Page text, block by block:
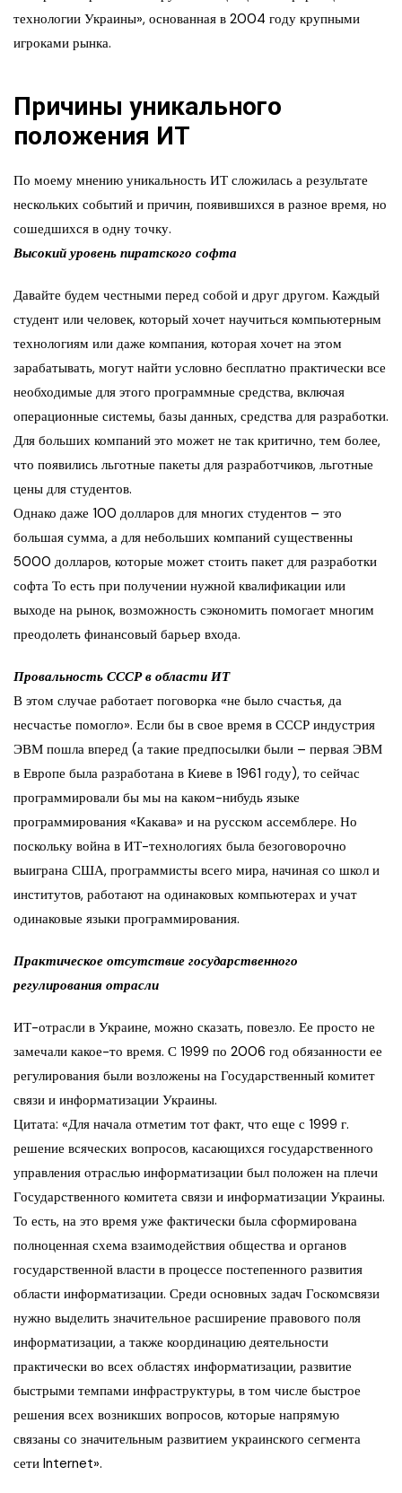
технологии Украины», основанная в 2004 году крупными
игроками рынка.
Причины уникального
положения ИТ
По моему мнению уникальность ИТ сложилась а результате
нескольких событий и причин, появившихся в разное время, но
сошедшихся в одну точку.
Высокий уровень пиратского софта
Давайте будем честными перед собой и друг другом. Каждый
студент или человек, который хочет научиться компьютерным
технологиям или даже компания, которая хочет на этом
зарабатывать, могут найти условно бесплатно практически все
необходимые для этого программные средства, включая
операционные системы, базы данных, средства для разработки.
Для больших компаний это может не так критично, тем более,
что появились льготные пакеты для разработчиков, льготные
цены для студентов.
Однако даже 100 долларов для многих студентов – это
большая сумма, а для небольших компаний существенны
5000 долларов, которые может стоить пакет для разработки
софта То есть при получении нужной квалификации или
выходе на рынок, возможность сэкономить помогает многим
преодолеть финансовый барьер входа.
Провальность СССР в области ИТ
В этом случае работает поговорка «не было счастья, да
несчастье помогло». Если бы в свое время в СССР индустрия
ЭВМ пошла вперед (а такие предпосылки были – первая ЭВМ
в Европе была разработана в Киеве в 1961 году), то сейчас
программировали бы мы на каком-нибудь языке
программирования «Какава» и на русском ассемблере. Но
поскольку война в ИТ-технологиях была безоговорочно
выиграна США, программисты всего мира, начиная со школ и
институтов, работают на одинаковых компьютерах и учат
одинаковые языки программирования.
Практическое отсутствие государственного
регулирования отрасли
ИТ-отрасли в Украине, можно сказать, повезло. Ее просто не
замечали какое-то время. С 1999 по 2006 год обязанности ее
регулирования были возложены на Государственный комитет
связи и информатизации Украины.
Цитата: «Для начала отметим тот факт, что еще с 1999 г.
решение всяческих вопросов, касающихся государственного
управления отраслью информатизации был положен на плечи
Государственного комитета связи и информатизации Украины.
То есть, на это время уже фактически была сформирована
полноценная схема взаимодействия общества и органов
государственной власти в процессе постепенного развития
области информатизации. Среди основных задач Госкомсвязи
нужно выделить значительное расширение правового поля
информатизации, а также координацию деятельности
практически во всех областях информатизации, развитие
быстрыми темпами инфраструктуры, в том числе быстрое
решения всех возникших вопросов, которые напрямую
связаны со значительным развитием украинского сегмента
сети Internet».